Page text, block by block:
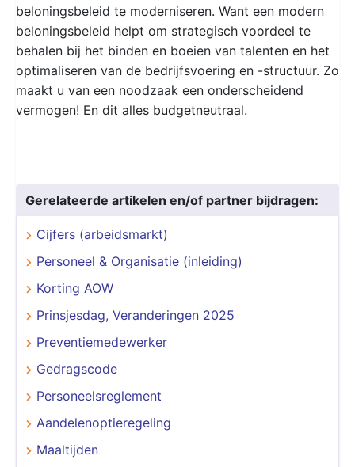
beloningsbeleid te moderniseren. Want een modern
beloningsbeleid helpt om strategisch voordeel te
behalen bij het binden en boeien van talenten en het
optimaliseren van de bedrijfsvoering en -structuur. Zo
maakt u van een noodzaak een onderscheidend
vermogen! En dit alles budgetneutraal.
Gerelateerde artikelen en/of partner bijdragen:
Cijfers (arbeidsmarkt)
Personeel & Organisatie (inleiding)
Korting AOW
Prinsjesdag, Veranderingen 2025
Preventiemedewerker
Gedragscode
Personeelsreglement
Aandelenoptieregeling
Maaltijden